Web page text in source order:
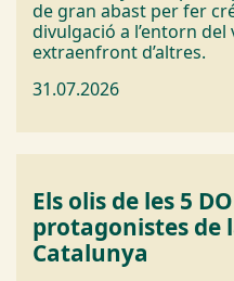
de gran abast per fer
divulgació a l’entorn del
extraenfront d’altres.
31.07.2026
Els olis de les 5
protagonistes de
Catalunya